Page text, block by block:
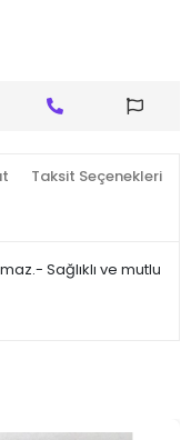
Taksit Seçenekleri
Sağlıklı ve mutlu